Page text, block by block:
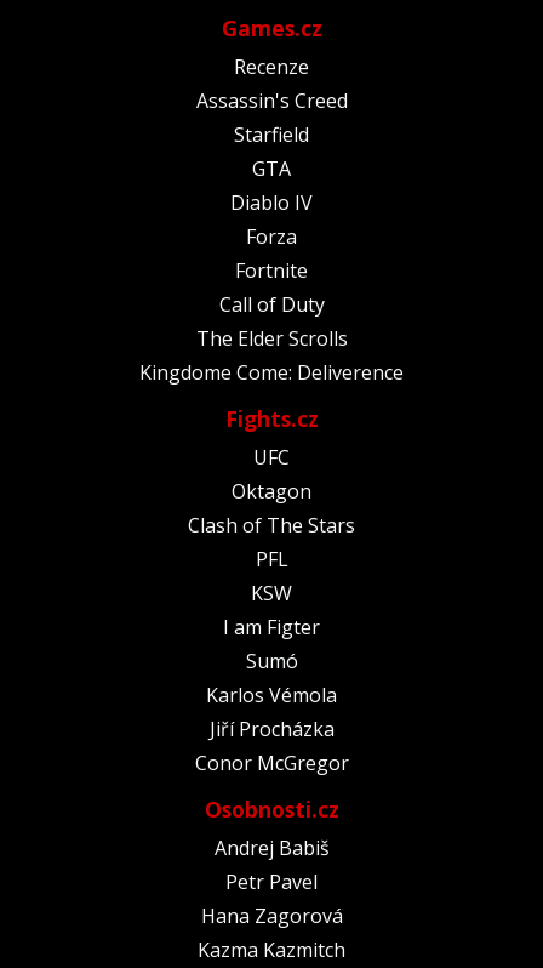
Games.cz
Recenze
Assassin's Creed
Starfield
GTA
Diablo IV
Forza
Fortnite
Call of Duty
The Elder Scrolls
Kingdome Come: Deliverence
Fights.cz
UFC
Oktagon
Clash of The Stars
PFL
KSW
I am Figter
Sumó
Karlos Vémola
Jiří Procházka
Conor McGregor
Osobnosti.cz
Andrej Babiš
Petr Pavel
Hana Zagorová
Kazma Kazmitch